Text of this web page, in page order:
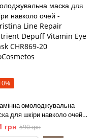
омолоджувальна
для шкіри навколо очей -
Line Repair Nutrient
Vitamin Eye Mask, 15ml
грн 590 грн